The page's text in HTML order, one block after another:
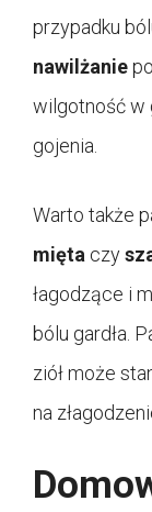
przypadku
nawilżanie
wilgotność w
gojenia.
Warto także
mięta czy
łagodzące i
bólu gardła.
ziół może
na